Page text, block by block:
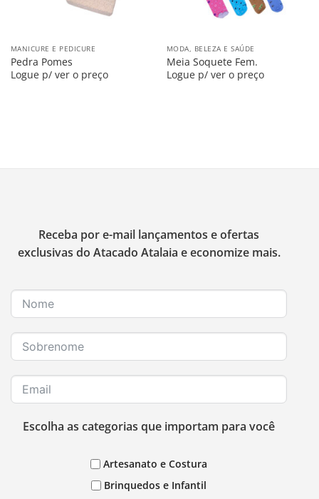
MANICURE E PEDICURE
Pedra Pomes
Logue p/ ver o preço
MODA, BELEZA E SAÚDE
Meia Soquete Fem.
Logue p/ ver o preço
Receba por e-mail lançamentos e ofertas
exclusivas do Atacado Atalaia e economize mais.
Escolha as categorias que importam para você
Artesanato e Costura
Brinquedos e Infantil